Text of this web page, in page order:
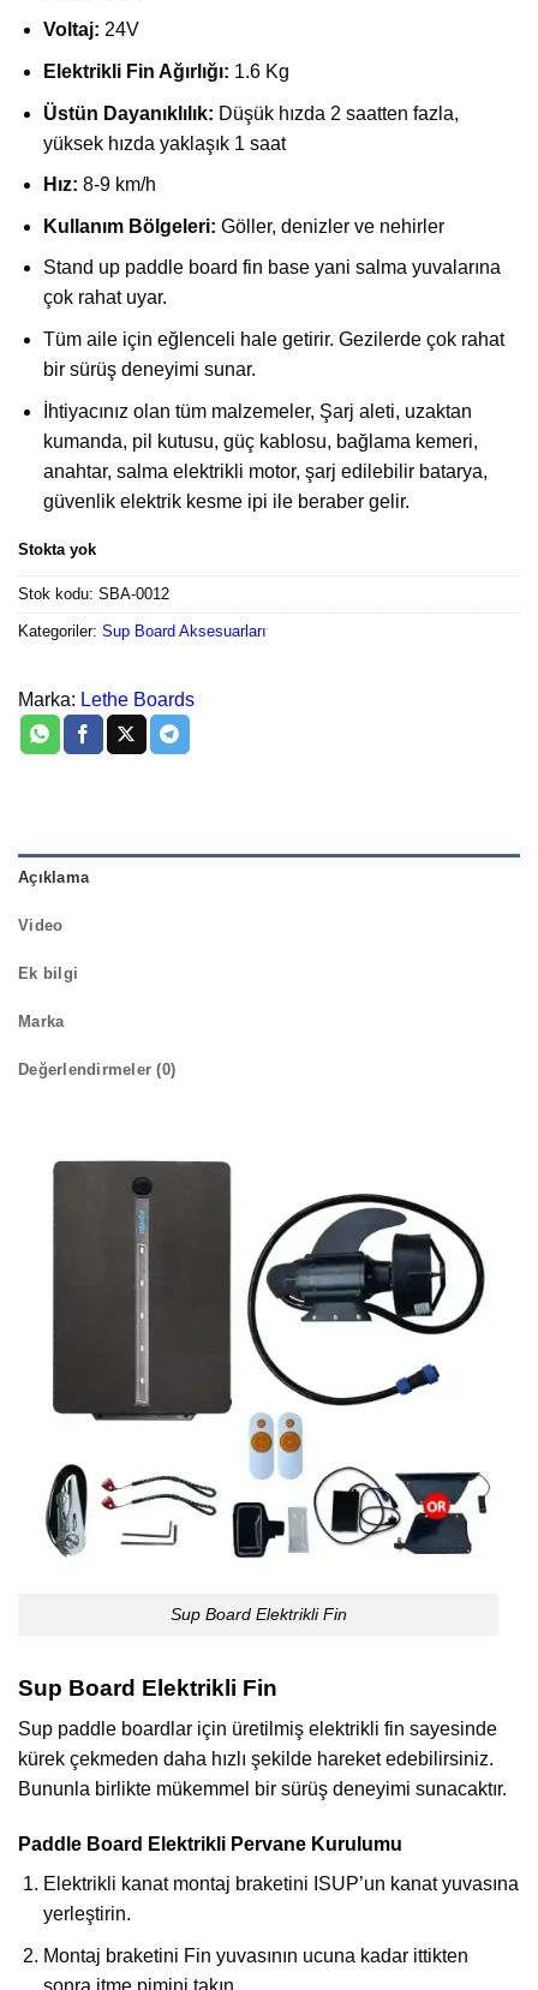
Voltaj: 24V
Elektrikli Fin Ağırlığı: 1.6 Kg
Üstün Dayanıklılık: Düşük hızda 2 saatten fazla,
yüksek hızda yaklaşık 1 saat
Hız: 8-9 km/h
Kullanım Bölgeleri: Göller, denizler ve nehirler
Stand up paddle board fin base yani salma yuvalarına
çok rahat uyar.
Tüm aile için eğlenceli hale getirir. Gezilerde çok rahat
bir sürüş deneyimi sunar.
İhtiyacınız olan tüm malzemeler, Şarj aleti, uzaktan
kumanda, pil kutusu, güç kablosu, bağlama kemeri,
anahtar, salma elektrikli motor, şarj edilebilir batarya,
güvenlik elektrik kesme ipi ile beraber gelir.
Stokta yok
Stok kodu: SBA-0012
Kategoriler: Sup Board Aksesuarları
Marka: Lethe Boards
Açıklama
Video
Ek bilgi
Marka
Değerlendirmeler (0)
Sup Board Elektrikli Fin
Sup Board Elektrikli Fin
Sup paddle boardlar için üretilmiş elektrikli fin sayesinde
kürek çekmeden daha hızlı şekilde hareket edebilirsiniz.
Bununla birlikte mükemmel bir sürüş deneyimi sunacaktır.
Paddle Board Elektrikli Pervane Kurulumu
Elektrikli kanat montaj braketini ISUP’un kanat yuvasına
yerleştirin.
Montaj braketini Fin yuvasının ucuna kadar ittikten
sonra itme pimini takın.